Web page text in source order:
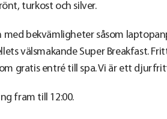
turkost och silver.
bekvämligheter såsom
välsmakande Super Breakfast.
gratis entré till spa. Vi är ett
fram till 12:00.